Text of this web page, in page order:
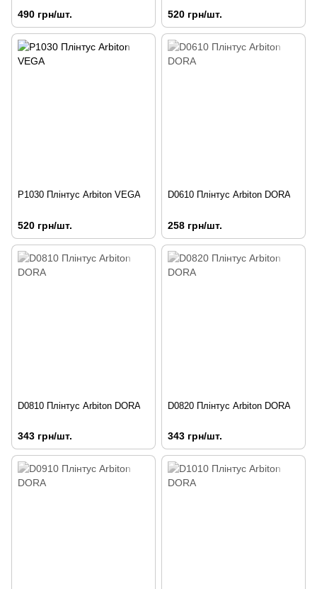
490 грн/шт. 520 грн/шт.
P1030 Плінтус Arbiton VEGA
520 грн/шт.
D0610 Плінтус Arbiton DORA
258 грн/шт.
D0810 Плінтус Arbiton DORA
343 грн/шт.
D0820 Плінтус Arbiton DORA
343 грн/шт.